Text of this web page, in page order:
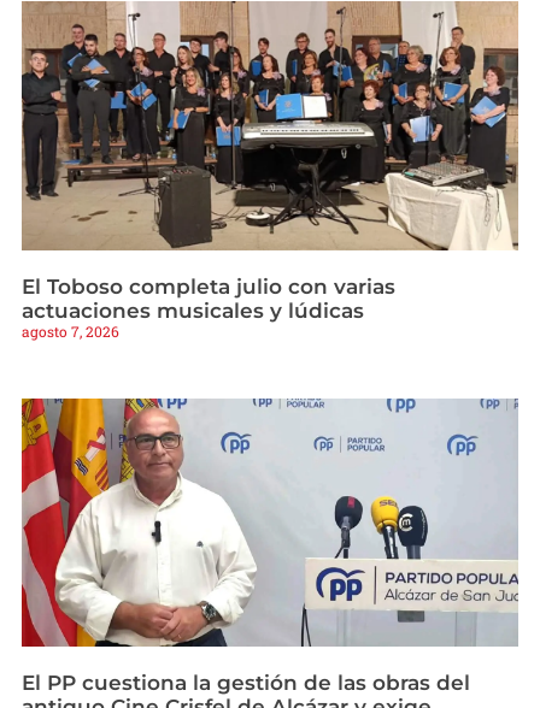
El Toboso completa julio con varias
actuaciones musicales y lúdicas
agosto 7, 2026
El PP cuestiona la gestión de las obras del